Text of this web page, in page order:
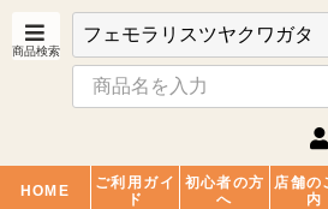
HOME
ご利用ガイ
ド
初心者の方
へ
店舗の
内